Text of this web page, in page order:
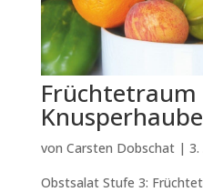
Knusperhaube
von Carsten Dobschat| 3.
Obstsalat Stufe 3: